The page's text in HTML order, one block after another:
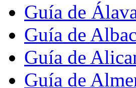
Guía de
Guía de
Guía de
Guía de